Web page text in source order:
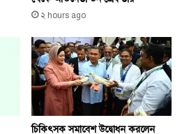
২ hours ago
চিকিৎসক সমাবেশ উদ্বোধন করলেন